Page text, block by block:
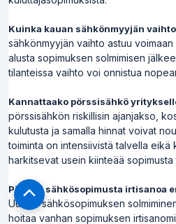
Kuinka kauan sähkönmyyjän
sähkönmyyjän vaihto astuu
alusta sopimuksen solmimisen
tilanteissa vaihto voi onnistua
Kannattaako pörssisähkö
pörssisähkön riskillisin ajanjakso,
kulutusta ja samalla hinnat voivat
toiminta on intensiivistä talvella eikä
harkitsevat usein kiinteää
Pitääkö sähkösopimusta irtisanoa
Uuden sähkösopimuksen
hoitaa vanhan sopimuksen
Scroll
to